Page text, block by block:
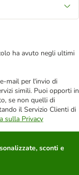
ha avuto negli ultimi
mail per l'invio di
simili. Puoi opporti in
se non quelli di
il Servizio Clienti di
sulla Privacy
sconti e